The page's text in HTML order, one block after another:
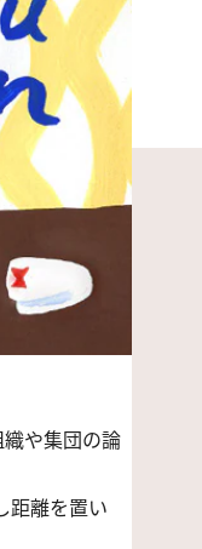
や集団の論
距離を置い